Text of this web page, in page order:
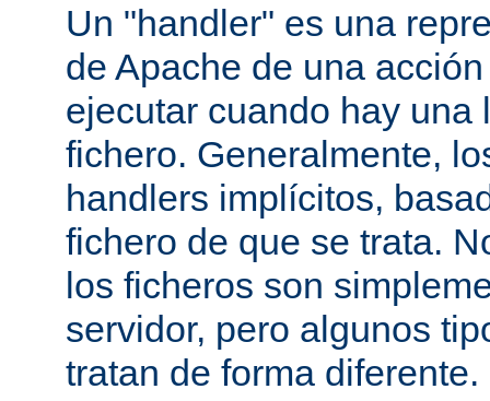
Un "handler" es una
de Apache de una
ejecutar cuando hay una
fichero. Generalmente,
handlers implícitos,
fichero de que se trata.
los ficheros son
servidor, pero algunos
tratan de forma diferente.